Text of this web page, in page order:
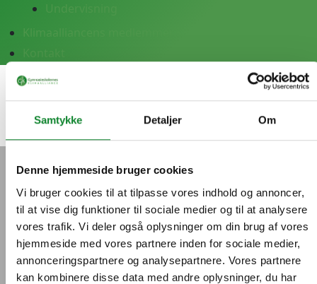
Samtykke Detaljer Om
Denne hjemmeside bruger cookies
Vi bruger cookies til at tilpasse vores indhold og annoncer,
til at vise dig funktioner til sociale medier og til at analysere
vores trafik. Vi deler også oplysninger om din brug af vores
hjemmeside med vores partnere inden for sociale medier,
annonceringspartnere og analysepartnere. Vores partnere
kan kombinere disse data med andre oplysninger, du har
Undervisning
Klimaalliancens medlemmer
Gymnasieskolernes Klimaalliance
Bæredygtig Gymnasierådgivning